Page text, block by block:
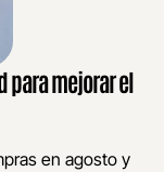
para mejorar el
en agosto y